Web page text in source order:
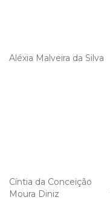
Aléxia Malveira da Silva
Cíntia da Conceição
Moura Diniz